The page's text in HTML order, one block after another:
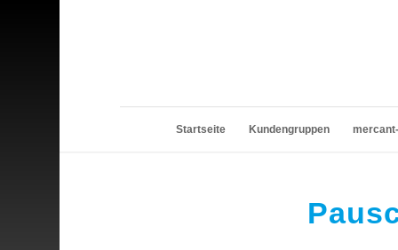
Startseite Kundengruppen